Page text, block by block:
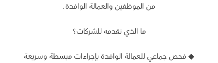
من الموظفين والعمالة الوافدة.
ما الذي نقدمه للشركات؟
◆ فحص جماعي للعمالة الوافدة بإجراءات مبسطة وسريعة